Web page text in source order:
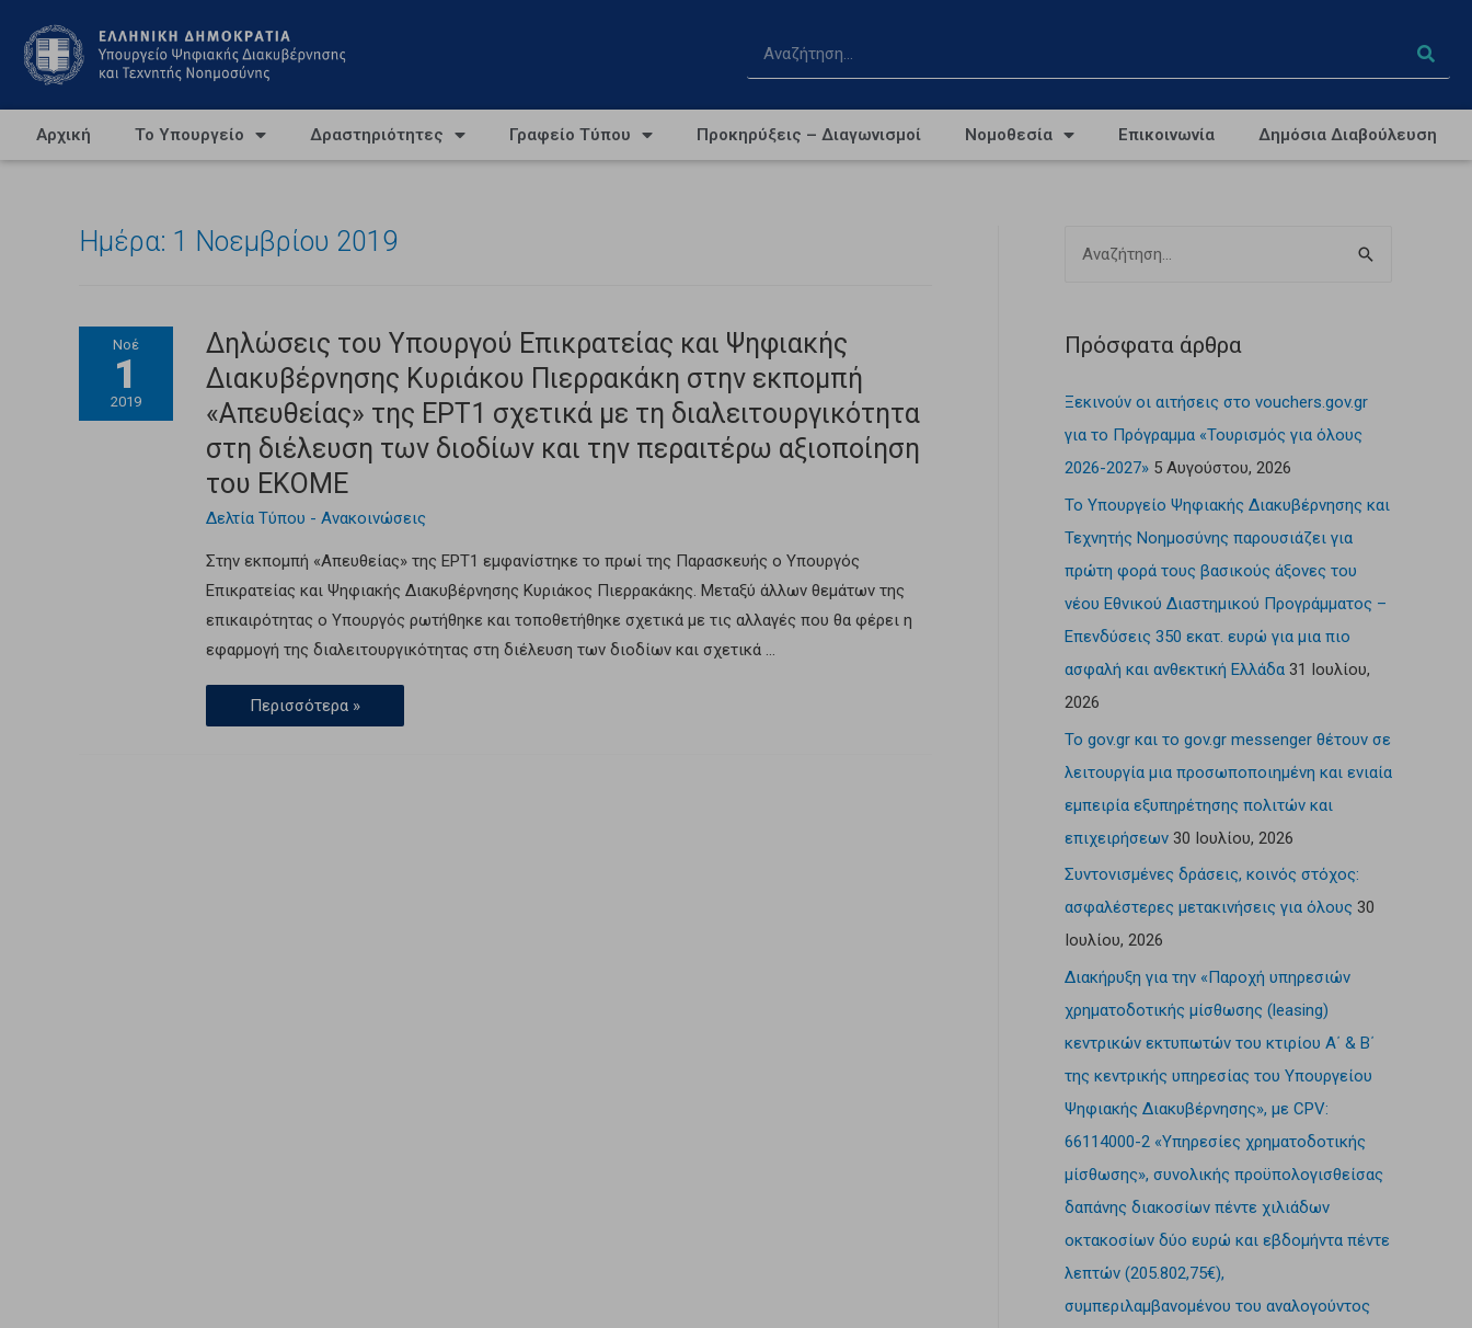
Αρχική Το Υπουργείο Δραστηριότητες Γραφείο Τύπου Προκηρύξεις – Διαγωνισμοί Νομοθεσία Επικοινωνία Δημόσια Διαβούλευση
Ημέρα: 1 Νοεμβρίου 2019
Νοέ
1
2019
Δηλώσεις του Υπουργού Επικρατείας και Ψηφιακής
Διακυβέρνησης Κυριάκου Πιερρακάκη στην εκπομπή
«Απευθείας» της ΕΡΤ1 σχετικά με τη διαλειτουργικότητα
στη διέλευση των διοδίων και την περαιτέρω αξιοποίηση
του ΕΚΟΜΕ
Δελτία Τύπου - Ανακοινώσεις
Στην εκπομπή «Απευθείας» της ΕΡΤ1 εμφανίστηκε το πρωί της Παρασκευής ο Υπουργός
Επικρατείας και Ψηφιακής Διακυβέρνησης Κυριάκος Πιερρακάκης. Μεταξύ άλλων θεμάτων της
επικαιρότητας ο Υπουργός ρωτήθηκε και τοποθετήθηκε σχετικά με τις αλλαγές που θα φέρει η
εφαρμογή της διαλειτουργικότητας στη διέλευση των διοδίων και σχετικά …
Περισσότερα »
Πρόσφατα άρθρα
Ξεκινούν οι αιτήσεις στο vouchers.gov.gr
για το Πρόγραμμα «Τουρισμός για όλους
2026-2027» 5 Αυγούστου, 2026
Το Υπουργείο Ψηφιακής Διακυβέρνησης και
Τεχνητής Νοημοσύνης παρουσιάζει για
πρώτη φορά τους βασικούς άξονες του
νέου Εθνικού Διαστημικού Προγράμματος –
Επενδύσεις 350 εκατ. ευρώ για μια πιο
ασφαλή και ανθεκτική Ελλάδα 31 Ιουλίου,
2026
Το gov.gr και το gov.gr messenger θέτουν σε
λειτουργία μια προσωποποιημένη και ενιαία
εμπειρία εξυπηρέτησης πολιτών και
επιχειρήσεων 30 Ιουλίου, 2026
Συντονισμένες δράσεις, κοινός στόχος:
ασφαλέστερες μετακινήσεις για όλους 30
Ιουλίου, 2026
Διακήρυξη για την «Παροχή υπηρεσιών
χρηματοδοτικής μίσθωσης (leasing)
κεντρικών εκτυπωτών του κτιρίου Α΄ & Β΄
της κεντρικής υπηρεσίας του Υπουργείου
Ψηφιακής Διακυβέρνησης», με CPV:
66114000-2 «Υπηρεσίες χρηματοδοτικής
μίσθωσης», συνολικής προϋπολογισθείσας
δαπάνης διακοσίων πέντε χιλιάδων
οκτακοσίων δύο ευρώ και εβδομήντα πέντε
λεπτών (205.802,75€),
συμπεριλαμβανομένου του αναλογούντος